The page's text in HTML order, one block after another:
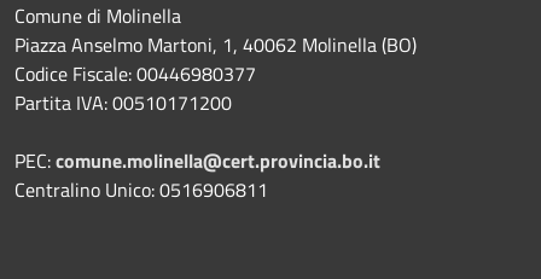
Comune di Molinella
Piazza Anselmo Martoni, 1, 40062 Molinella (BO)
Codice Fiscale: 00446980377
Partita IVA: 00510171200
PEC:comune.molinella@cert.provincia.bo.it
Centralino Unico: 0516906811